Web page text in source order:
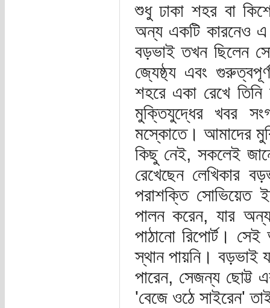
শুধু ঢাকা শহর বা
অন্য একটি কারনেও এ
বড়ভাই তখন ছিলেন
জ্যেষ্ঠ্য এবং
শহরে একা রেখে
মুক্তিযুদ্ধের খবর
মস্কোতে। আমাদের
কিছু নেই, সকলেই
রেখেছেন লেখিকার
পরাশক্তি সোভিয়েত
পালন করেন, যার
পাঠানো রিপোর্ট।
স্থান পায়নি। বড়ভাই
পারেন, সেজন্য ছোট্ট
'বেজে ওঠে সাইরেন'